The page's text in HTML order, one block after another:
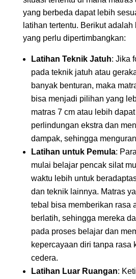
yang berbeda dapat lebih
latihan tertentu. Berikut
yang perlu dipertimbangkan:
Latihan Teknik Jatuh: Jika
pada teknik jatuh atau
banyak benturan, maka
bisa menjadi pilihan yang
matras 7 cm atau lebih
perlindungan ekstra dan
dampak, sehingga
Latihan untuk Pemula:
mulai belajar pencak silat
waktu lebih untuk
dan teknik lainnya. Matras
tebal bisa memberikan rasa
berlatih, sehingga mereka
pada proses belajar dan
kepercayaan diri tanpa rasa
cedera.
Latihan Luar Ruangan: